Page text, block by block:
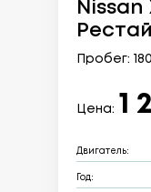
Nissan
Пробег:
Цена: 1
Двигатель:
Год: